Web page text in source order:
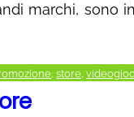
marchi, sono
, store,